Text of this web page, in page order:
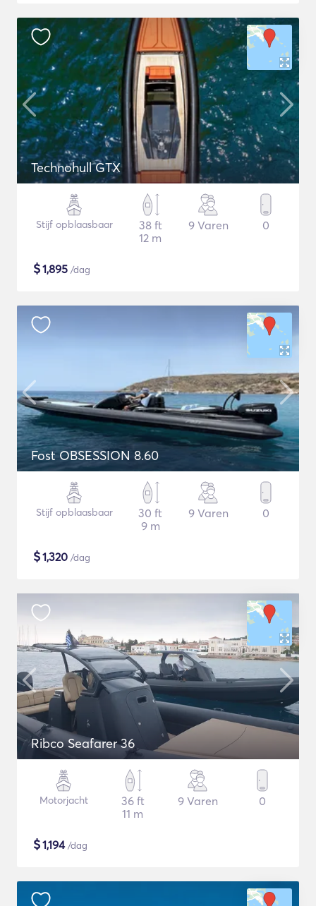
Technohull GTX
Stijf opblaasbaar
38 ft
12 m
9 Varen 0
$1,895 /dag
Fost OBSESSION 8.60
Stijf opblaasbaar
30 ft
9 m
9 Varen 0
$1,320 /dag
Ribco Seafarer 36
Motorjacht
36 ft
11 m
9 Varen 0
$1,194/dag